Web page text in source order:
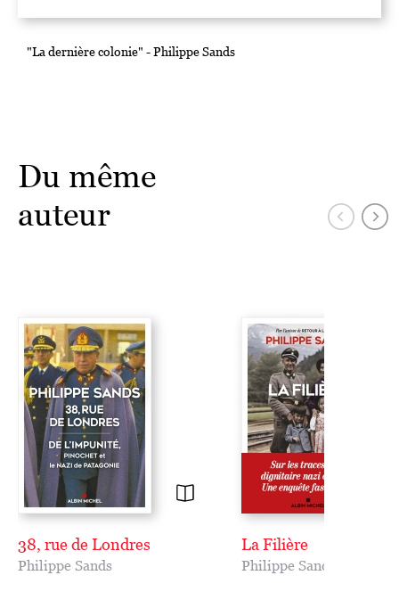
"La dernière colonie" - Philippe Sands
Du même
auteur
38, rue de Londres
Philippe Sands
La Filière
Philippe Sands